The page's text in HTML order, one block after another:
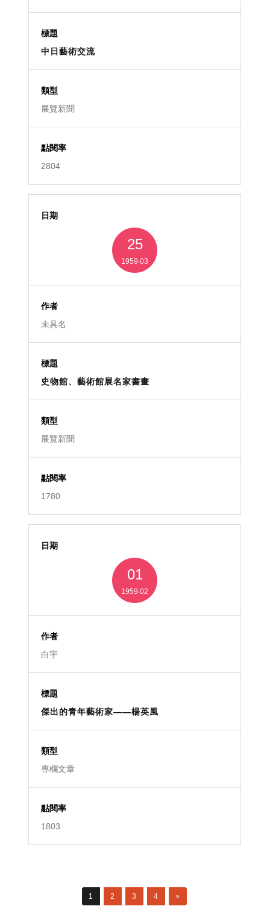
中日藝術交流
展覽新聞
2804
25
1959‧03
未具名
史物館、藝術館展名家書畫
展覽新聞
1780
01
1959‧02
白宇
傑出的青年藝術家——楊英風
專欄文章
1803
1 2 3 4 »